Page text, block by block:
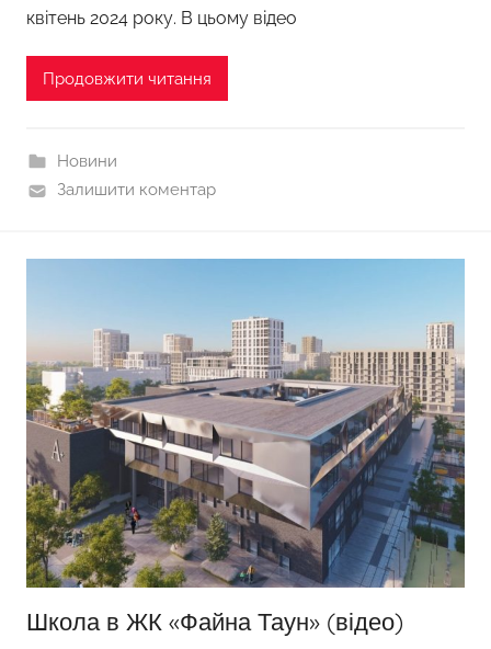
квітень 2024 року. В цьому відео
Продовжити читання
Новини
Залишити коментар
Школа в ЖК «Файна Таун» (відео)